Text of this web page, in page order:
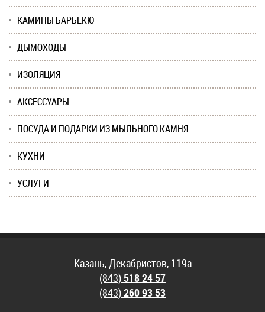
КАМИНЫ БАРБЕКЮ
ДЫМОХОДЫ
ИЗОЛЯЦИЯ
АКСЕССУАРЫ
ПОСУДА И ПОДАРКИ ИЗ МЫЛЬНОГО КАМНЯ
КУХНИ
УСЛУГИ
Казань, Декабристов, 119а
(843)518 24 57
(843)260 93 53